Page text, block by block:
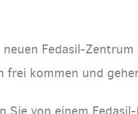
Fedasil-
frei kommen und